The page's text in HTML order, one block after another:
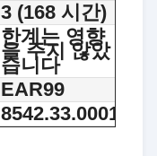
3 (168 시간)
한계는 영향
을 주지 않았
습니다
EAR99
8542.33.0001